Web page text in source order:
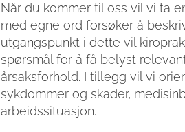
Når du kommer til oss vil vi ta
med egne ord forsøker å
utgangspunkt i dette vil
spørsmål for å få belyst
årsaksforhold. I tillegg vil vi
sykdommer og skader,
arbeidssituasjon.